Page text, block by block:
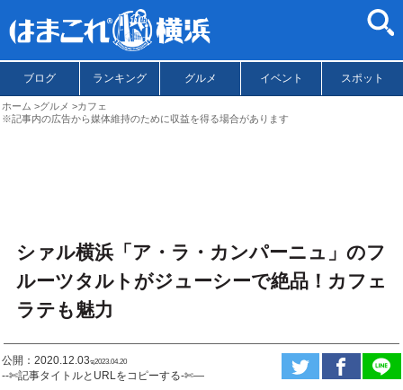
ブログ ランキング グルメ イベント スポット
ホーム グルメ
カフェ
※記事内の広告から媒体維持のために収益を得る場合があります
シァル横浜「ア・ラ・カンパーニュ」のフ
ルーツタルトがジューシーで絶品！カフェ
ラテも魅力
公開：2020.12.03ಇ2023.04.20
--✄記事タイトルとURLをコピーする-✄—